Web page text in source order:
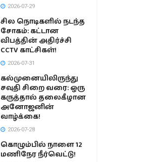
2026-07-29
சில நொடிகளில் நடந்த
சோகம்: கட்டான
விபத்தின் அதிர்ச்சி
CCTV காட்சிகள்!
2026-07-31
கல்முனையிலிருந்து
சவுதி சிறை வரை: ஒரு
கருத்தால் தலைகீழான
அனோஜனின்
வாழ்க்கை!
2026-07-28
கொழும்பில் நாளை 12
மணிநேர நீர்வெட்டு!